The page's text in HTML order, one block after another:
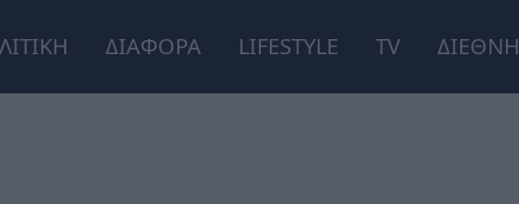
ΔΙΑΦΟΡΑ LIFESTYLE TV ΔΙΕΘΝΗ